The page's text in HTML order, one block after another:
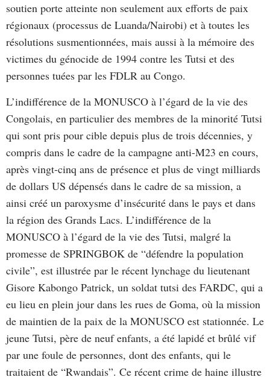
soutien porte atteinte non seulement aux efforts de paix
régionaux (processus de Luanda/Nairobi) et à toutes les
résolutions susmentionnées, mais aussi à la mémoire des
victimes du génocide de 1994 contre les Tutsi et des
personnes tuées par les FDLR au Congo.
L’indifférence de la MONUSCO à l’égard de la vie des
Congolais, en particulier des membres de la minorité Tutsi
qui sont pris pour cible depuis plus de trois décennies, y
compris dans le cadre de la campagne anti-M23 en cours,
après vingt-cinq ans de présence et plus de vingt milliards
de dollars US dépensés dans le cadre de sa mission, a
ainsi créé un paroxysme d’insécurité dans le pays et dans
la région des Grands Lacs. L’indifférence de la
MONUSCO à l’égard de la vie des Tutsi, malgré la
promesse de SPRINGBOK de “défendre la population
civile”, est illustrée par le récent lynchage du lieutenant
Gisore Kabongo Patrick, un soldat tutsi des FARDC, qui a
eu lieu en plein jour dans les rues de Goma, où la mission
de maintien de la paix de la MONUSCO est stationnée. Le
jeune Tutsi, père de neuf enfants, a été lapidé et brûlé vif
par une foule de personnes, dont des enfants, qui le
traitaient de “Rwandais”. Ce récent crime de haine illustre